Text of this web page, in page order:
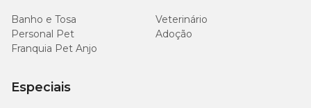
Banho e Tosa
Veterinário
Personal Pet
Adoção
Franquia Pet Anjo
Especiais